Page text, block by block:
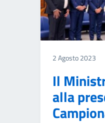
2 Agosto 2023
Il
alla